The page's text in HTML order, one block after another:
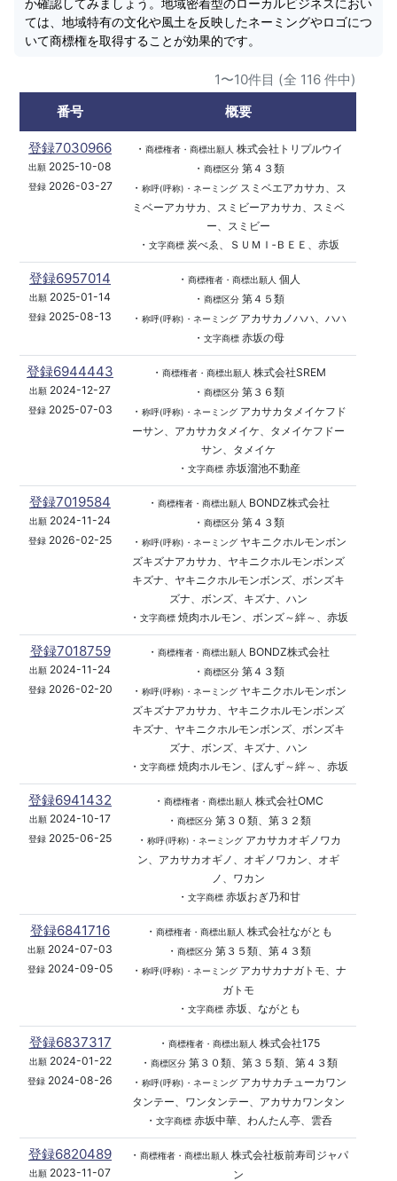
か確認してみましょう。地域密着型のローカルビジネスにおい
ては、地域特有の文化や風土を反映したネーミングやロゴにつ
いて商標権を取得することが効果的です。
1〜10件目 (全 116 件中)
番号
概要
登録7030966
出願 2025-10-08
登録2026-03-27
・ 商標権者・商標出願人 株式会社トリプルウイ
・ 商標区分第４３類
・ 称呼(呼称)・ネーミングスミベエアカサカ、ス
ミベーアカサカ、スミビーアカサカ、スミベ
ー、スミビー
・ 文字商標炭べゑ、ＳＵＭＩ‐ＢＥＥ、赤坂
登録6957014
出願 2025-01-14
登録 2025-08-13
・ 商標権者・商標出願人 個人
・ 商標区分第４５類
・ 称呼(呼称)・ネーミングアカサカノハハ、ハハ
・ 文字商標赤坂の母
登録6944443
出願 2024-12-27
登録2025-07-03
・ 商標権者・商標出願人 株式会社SREM
・ 商標区分第３６類
・ 称呼(呼称)・ネーミングアカサカタメイケフド
ーサン、アカサカタメイケ、タメイケフドー
サン、タメイケ
・ 文字商標赤坂溜池不動産
登録7019584
出願 2024-11-24
登録 2026-02-25
・ 商標権者・商標出願人 BONDZ株式会社
・ 商標区分第４３類
・ 称呼(呼称)・ネーミングヤキニクホルモンボン
ズキズナアカサカ、ヤキニクホルモンボンズ
キズナ、ヤキニクホルモンボンズ、ボンズキ
ズナ、ボンズ、キズナ、ハン
・ 文字商標焼肉ホルモン、ボンズ～絆～、赤坂
登録7018759
出願 2024-11-24
登録2026-02-20
・ 商標権者・商標出願人 BONDZ株式会社
・ 商標区分第４３類
・ 称呼(呼称)・ネーミングヤキニクホルモンボン
ズキズナアカサカ、ヤキニクホルモンボンズ
キズナ、ヤキニクホルモンボンズ、ボンズキ
ズナ、ボンズ、キズナ、ハン
・ 文字商標焼肉ホルモン、ぼんず～絆～、赤坂
登録6941432
出願 2024-10-17
登録 2025-06-25
・ 商標権者・商標出願人 株式会社OMC
・ 商標区分第３０類、第３２類
・ 称呼(呼称)・ネーミングアカサカオギノワカ
ン、アカサカオギノ、オギノワカン、オギ
ノ、ワカン
・ 文字商標赤坂おぎ乃和甘
登録6841716
出願 2024-07-03
登録 2024-09-05
・ 商標権者・商標出願人 株式会社ながとも
・ 商標区分第３５類、第４３類
・ 称呼(呼称)・ネーミングアカサカナガトモ、ナ
ガトモ
・ 文字商標赤坂、ながとも
登録6837317
出願2024-01-22
登録 2024-08-26
・ 商標権者・商標出願人 株式会社175
・ 商標区分第３０類、第３５類、第４３類
・ 称呼(呼称)・ネーミングアカサカチューカワン
タンテー、ワンタンテー、アカサカワンタン
・ 文字商標赤坂中華、わんたん亭、雲呑
登録6820489
出願 2023-11-07
・ 商標権者・商標出願人 株式会社板前寿司ジャパ
ン